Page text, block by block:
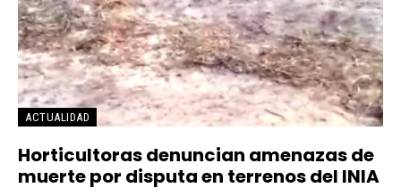
ACTUALIDAD
Horticultoras denuncian amenazas de
muerte por disputa en terrenos del INIA